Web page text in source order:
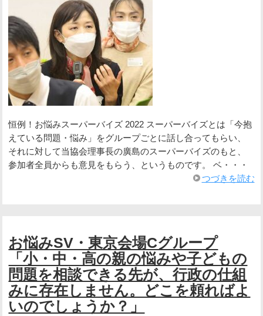
恒例！お悩みスーパーバイズ 2022 スーパーバイズとは「今抱
えている問題・悩み」をグループごとに話し合ってもらい、
それに対して当協会理事長の廣島のスーパーバイズのもと、
参加者全員からも意見をもらう、というものです。 ベ・・・
つづきを読む
お悩みSV・東京会場Cグループ
「小・中・高の親の悩みや子どもの
問題を相談できる先が、行政の仕組
みに存在しません。どこを頼ればよ
いのでしょうか？」